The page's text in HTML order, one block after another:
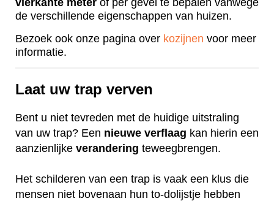
vierkante meter of per gevel te bepalen vanwege
de verschillende eigenschappen van huizen.
Bezoek ook onze pagina over kozijnen voor meer
informatie.
Laat uw trap verven
Bent u niet tevreden met de huidige uitstraling
van uw trap? Een nieuwe verflaag kan hierin een
aanzienlijke verandering teweegbrengen.
Het schilderen van een trap is vaak een klus die
mensen niet bovenaan hun to-dolijstje hebben